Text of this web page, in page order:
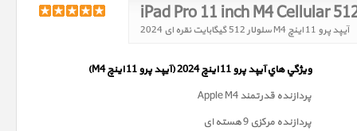
iPad Pro 11 inch M4 Cellular
آیپد پرو 11 اینچ M4 سلولار 512 گیگابایت نقره ای 2024
ويژگي هاي آيپد پرو 11 اینچ 2024 (آیپد پرو 11 اینچ M4)
پردازنده قدرتمند Apple M4
پردازنده مرکزی 9 هسته ای